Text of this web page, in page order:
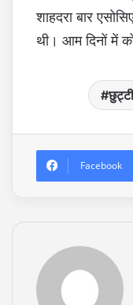
शाहदरा बार
थी। आम दिनों में
Facebook